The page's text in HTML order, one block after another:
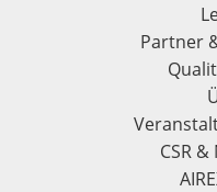
Partner
CSR